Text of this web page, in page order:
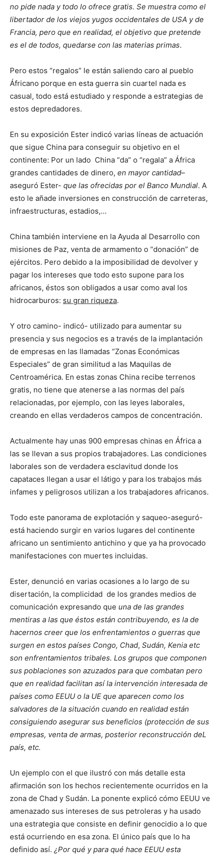
no pide nada y todo lo ofrece gratis. Se muestra como el
libertador de los viejos yugos occidentales de USA y de
Francia, pero que en realidad, el objetivo que pretende
es el de todos, quedarse con las materias primas.
Pero estos “regalos” le están saliendo caro al pueblo
Áfricano porque en esta guerra sin cuartel nada es
casual, todo está estudiado y responde a estrategias de
estos depredadores.
En su exposición Ester indicó varias líneas de actuación
que sigue China para conseguir su objetivo en el
continente: Por un lado China “da” o “regala” a África
grandes cantidades de dinero, en mayor cantidad–
aseguró Ester- que las ofrecidas por el Banco Mundial. A
esto le añade inversiones en construcción de carreteras,
infraestructuras, estadios,…
China también interviene en la Ayuda al Desarrollo con
misiones de Paz, venta de armamento o “donación” de
ejércitos. Pero debido a la imposibilidad de devolver y
pagar los intereses que todo esto supone para los
africanos, éstos son obligados a usar como aval los
hidrocarburos: su gran riqueza.
Y otro camino- indicó- utilizado para aumentar su
presencia y sus negocios es a través de la implantación
de empresas en las llamadas “Zonas Económicas
Especiales” de gran similitud a las Maquilas de
Centroamérica. En estas zonas China recibe terrenos
gratis, no tiene que atenerse a las normas del país
relacionadas, por ejemplo, con las leyes laborales,
creando en ellas verdaderos campos de concentración.
Actualmente hay unas 900 empresas chinas en África a
las se llevan a sus propios trabajadores. Las condiciones
laborales son de verdadera esclavitud donde los
capataces llegan a usar el látigo y para los trabajos más
infames y peligrosos utilizan a los trabajadores africanos.
Todo este panorama de explotación y saqueo-aseguró-
está haciendo surgir en varios lugares del continente
africano un sentimiento antichino y que ya ha provocado
manifestaciones con muertes incluidas.
Ester, denunció en varias ocasiones a lo largo de su
disertación, la complicidad de los grandes medios de
comunicación expresando que una de las grandes
mentiras a las que éstos están contribuyendo, es la de
hacernos creer que los enfrentamientos o guerras que
surgen en estos países Congo, Chad, Sudán, Kenia etc
son enfrentamientos tribales. Los grupos que componen
sus poblaciones son azuzados para que combatan pero
que en realidad facilitan así la intervención interesada de
países como EEUU o la UE que aparecen como los
salvadores de la situación cuando en realidad están
consiguiendo asegurar sus beneficios (protección de sus
empresas, venta de armas, posterior reconstrucción deL
país, etc.
Un ejemplo con el que ilustró con más detalle esta
afirmación son los hechos recientemente ocurridos en la
zona de Chad y Sudán. La ponente explicó cómo EEUU ve
amenazado sus intereses de sus petroleras y ha usado
una estrategia que consiste en definir genocidio a lo que
está ocurriendo en esa zona. El único país que lo ha
definido así. ¿Por qué y para qué hace EEUU esta